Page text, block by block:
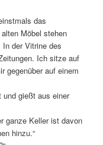
das
Möbel stehen
der Vitrine des
Ich sitze auf
gegenüber auf einem
gießt aus einer
ganze Keller ist davon
hinzu.“